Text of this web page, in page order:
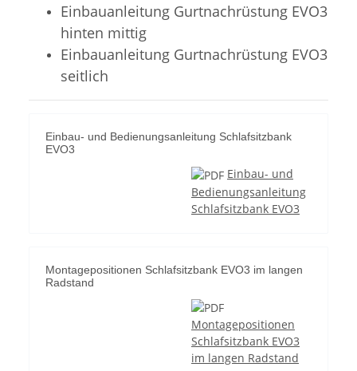
Einbauanleitung Gurtnachrüstung EVO3
hinten mittig
Einbauanleitung Gurtnachrüstung EVO3
seitlich
Einbau- und Bedienungsanleitung Schlafsitzbank
EVO3
Einbau- und
Bedienungsanleitung
Schlafsitzbank EVO3
Montagepositionen Schlafsitzbank EVO3 im langen
Radstand
Montagepositionen
Schlafsitzbank EVO3
im langen Radstand